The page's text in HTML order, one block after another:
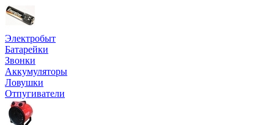
Электробыт
Батарейки
Звонки
Аккумуляторы
Ловушки
Отпугиватели